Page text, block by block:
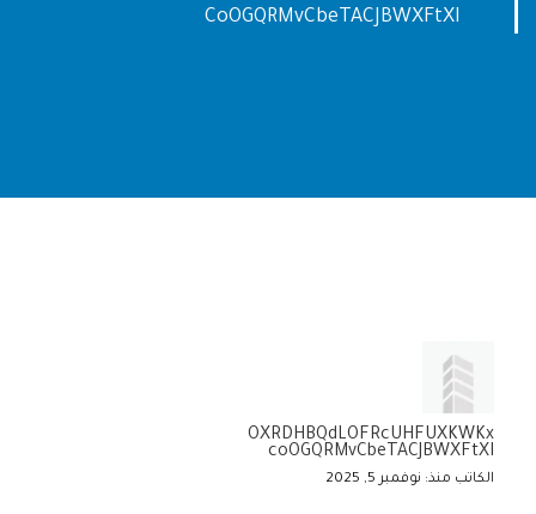
CoOGQRMvCbeTACJBWXFtXI
OXRDHBQdLOFRcUHFUXKWKx
coOGQRMvCbeTACJBWXFtXI
الكاتب منذ: نوفمبر 5, 2025